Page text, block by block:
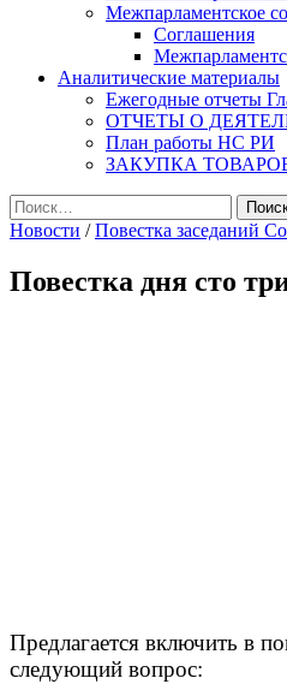
Межпарламентское
Соглашения
Аналитические материалы
Ежегодные отчеты
ОТЧЕТЫ О
План работы НС РИ
ЗАКУПКА
Найти:
Новости /Повестка заседаний
Повестка дня сто
Предлагается включить в
следующий вопрос: